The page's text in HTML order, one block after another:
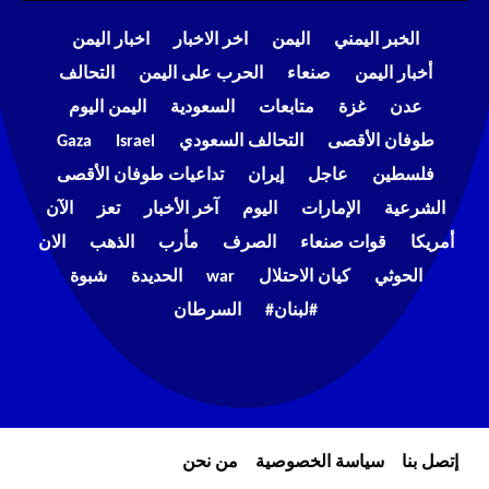
الخبر اليمني اليمن اخر الاخبار
اخبار اليمن
أخبار اليمن
صنعاء الحرب على اليمن
التحالف
عدن
غزة متابعات السعودية
اليمن اليوم
طوفان الأقصى
التحالف السعودي Israel
Gaza
فلسطين
عاجل إيران
تداعيات طوفان الأقصى
الشرعية
الإمارات اليوم آخر الأخبار تعز
الآن
أمريكا
قوات صنعاء الصرف مأرب الذهب
الان
الحوثي
كيان الاحتلال war الحديدة
شبوة
#لبنان#
السرطان
إتصل بنا سياسة الخصوصية من نحن